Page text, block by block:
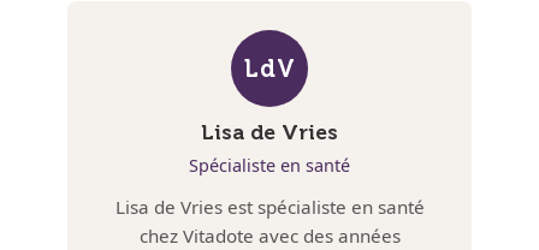
LdV
Lisa de Vries
Spécialiste en santé
Lisa de Vries est spécialiste en santé
chez Vitadote avec des années